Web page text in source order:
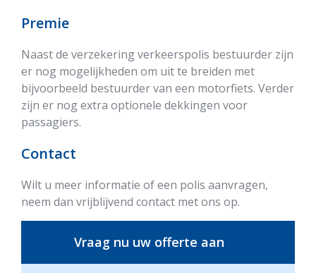
Premie
Naast de verzekering verkeerspolis bestuurder zijn
er nog mogelijkheden om uit te breiden met
bijvoorbeeld bestuurder van een motorfiets. Verder
zijn er nog extra optionele dekkingen voor
passagiers.
Contact
Wilt u meer informatie of een polis aanvragen,
neem dan vrijblijvend contact met ons op.
Vraag nu uw offerte aan